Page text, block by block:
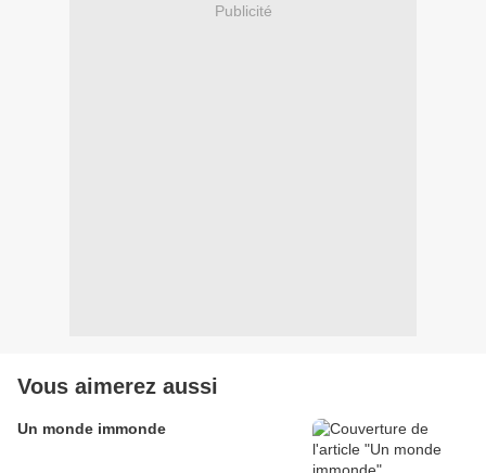
Publicité
Vous aimerez aussi
Un monde immonde